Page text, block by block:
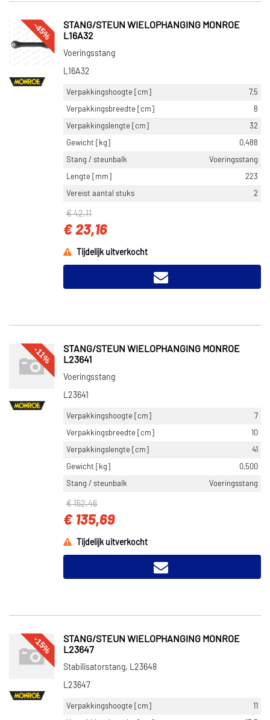
-45%
STANG/STEUN WIELOPHANGING MONROE
L16A32
Voeringsstang
L16A32
Verpakkingshoogte [cm]
7,5
Verpakkingsbreedte [cm]
8
Verpakkingslengte [cm]
32
Gewicht [kg]
0,488
Stang / steunbalk
Voeringsstang
Lengte [mm]
223
Vereist aantal stuks
2
€ 42,11
€ 23,16
Tijdelijk uitverkocht
-11%
STANG/STEUN WIELOPHANGING MONROE
L23641
Voeringsstang
L23641
Verpakkingshoogte [cm]
7
Verpakkingsbreedte [cm]
10
Verpakkingslengte [cm]
41
Gewicht [kg]
0,500
Stang / steunbalk
Voeringsstang
€ 152,46
€ 135,69
Tijdelijk uitverkocht
-15%
STANG/STEUN WIELOPHANGING MONROE
L23647
Stabilisatorstang, L23648
L23647
Verpakkingshoogte [cm]
11